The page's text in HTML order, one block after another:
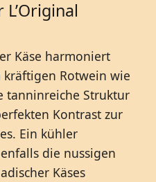
Käse harmoniert
Rotwein wie
tanninreiche Struktur
Kontrast zur
Ein kühler
die nussigen
Käses